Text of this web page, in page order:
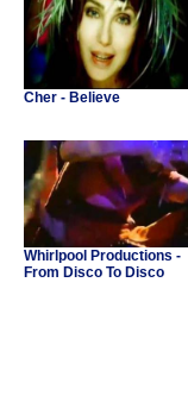
Cher - Believe
Whirlpool Productions -
From Disco To Disco